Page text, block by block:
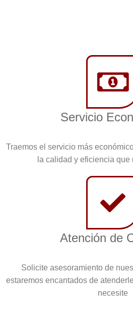
Servicio
Traemos el servicio más
la calidad y eficiencia que
Atención de
Solicite asesoramiento de
estaremos encantados de
necesite